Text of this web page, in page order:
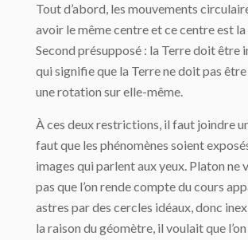
Tout d’abord, les mouvements
avoir le même centre et ce centre est la
Second présupposé : la Terre doit être
qui signifie que la Terre ne doit pas être
une rotation sur elle-même.
À ces deux restrictions, il faut joindre
faut que les phénomènes soient
images qui parlent aux yeux. Platon ne
pas que l’on rende compte du cours
astres par des cercles idéaux, donc
la raison du géomètre, il voulait que